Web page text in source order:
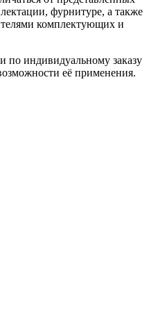
фурнитуре, а также
комплектующих и
по индивидуальному заказу
её применения.